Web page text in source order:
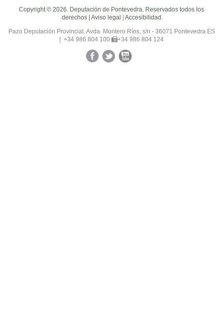
Copyright © 2026. Deputación de Pontevedra. Reservados todos los
derechos | Aviso legal | Accesibilidad
Pazo Deputación Provincial. Avda. Montero Ríos, s/n - 36071 Pontevedra ES
| +34 986 804 100
+34 986 804 124
FacebookTwitterYouTube